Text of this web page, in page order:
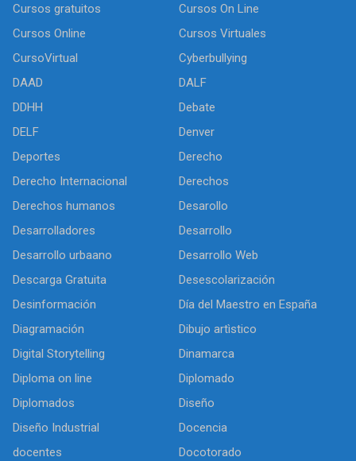
Cursos gratuitos
Cursos On Line
Cursos Online
Cursos Virtuales
CursoVirtual
Cyberbullying
DAAD
DALF
DDHH
Debate
DELF
Denver
Deportes
Derecho
Derecho Internacional
Derechos
Derechos humanos
Desarollo
Desarrolladores
Desarrollo
Desarrollo urbaano
Desarrollo Web
Descarga Gratuita
Desescolarización
Desinformación
Día del Maestro en España
Diagramación
Dibujo artìstico
Digital Storytelling
Dinamarca
Diploma on line
Diplomado
Diplomados
Diseño
Diseño Industrial
Docencia
docentes
Docotorado